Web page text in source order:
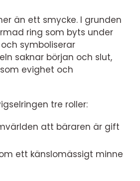
än ett smycke. I grunden
ring som byts under
symboliserar
saknar början och slut,
evighet och
tre roller:
att bäraren är gift
ett känslomässigt minne